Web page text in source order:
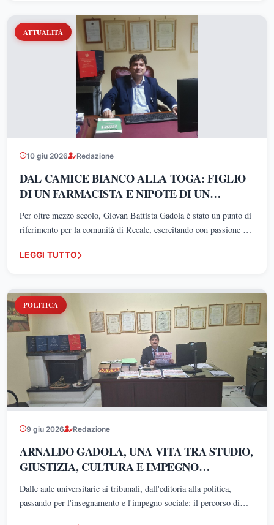
ATTUALITÀ
10 giu 2026 Redazione
DAL CAMICE BIANCO ALLA TOGA: FIGLIO
DI UN FARMACISTA E NIPOTE DI UN
GENERALE DELLA FINANZA, ARNALDO
GADOLA SCEGLIE LA STRADA
DELL'AVVOCATURA
Per oltre mezzo secolo, Giovan Battista Gadola è stato un punto di
riferimento per la comunità di Recale, esercitando con passione e
LEGGI TUTTO
POLITICA
9 giu 2026 Redazione
ARNALDO GADOLA, UNA VITA TRA STUDIO,
GIUSTIZIA, CULTURA E IMPEGNO
PUBBLICO
Dalle aule universitarie ai tribunali, dall'editoria alla politica,
passando per l'insegnamento e l'impegno sociale: il percorso di